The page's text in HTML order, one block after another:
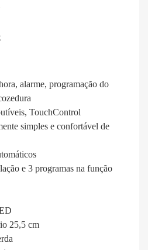
alarme, programação do
TouchControl
simples e confortável de
e 3 programas na função
25,5 cm